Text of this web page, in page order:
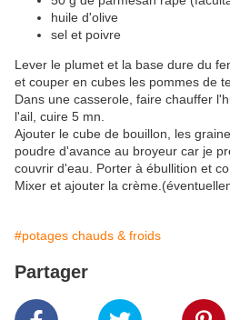
huile d'olive
sel et poivre
Lever le plumet et la base dure du
et couper en cubes les pommes de
Dans une casserole, faire chauffer
l'ail, cuire 5 mn.
Ajouter le cube de bouillon, les
poudre d'avance au broyeur car je
couvrir d'eau. Porter à ébullition et
Mixer et ajouter la
#potages chauds & froids
Partager